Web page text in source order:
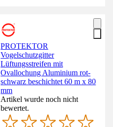
PROTEKTOR
Vogelschutzgitter
Lüftungsstreifen mit
Ovallochung Aluminium rot-
schwarz beschichtet 60 m x 80
mm
Artikel wurde noch nicht
bewertet.